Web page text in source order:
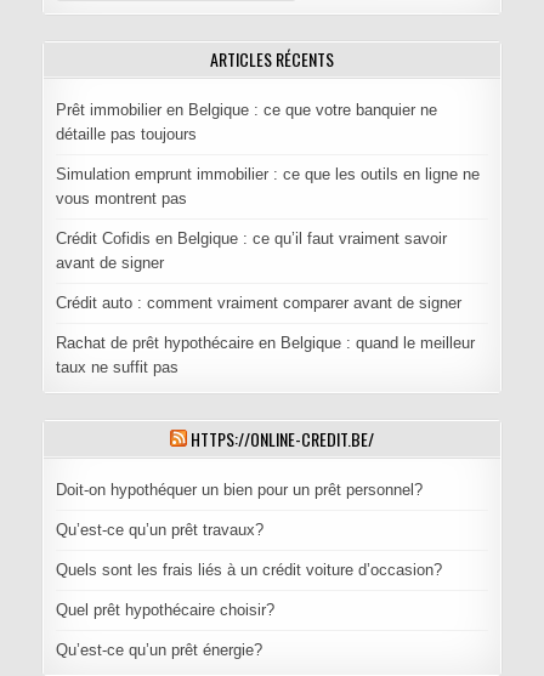
ARTICLES RÉCENTS
Prêt immobilier en Belgique : ce que votre banquier ne
détaille pas toujours
Simulation emprunt immobilier : ce que les outils en ligne ne
vous montrent pas
Crédit Cofidis en Belgique : ce qu’il faut vraiment savoir
avant de signer
Crédit auto : comment vraiment comparer avant de signer
Rachat de prêt hypothécaire en Belgique : quand le meilleur
taux ne suffit pas
HTTPS://ONLINE-CREDIT.BE/
Doit-on hypothéquer un bien pour un prêt personnel?
Qu’est-ce qu’un prêt travaux?
Quels sont les frais liés à un crédit voiture d’occasion?
Quel prêt hypothécaire choisir?
Qu’est-ce qu’un prêt énergie?